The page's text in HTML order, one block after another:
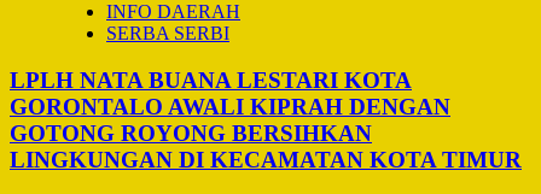
INFO DAERAH
SERBA SERBI
LPLH NATA BUANA LESTARI KOTA
GORONTALO AWALI KIPRAH DENGAN
GOTONG ROYONG BERSIHKAN
LINGKUNGAN DI KECAMATAN KOTA TIMUR